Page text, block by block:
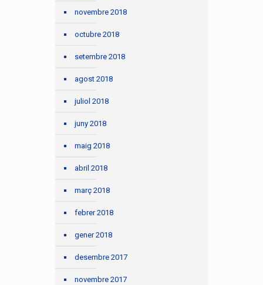
novembre 2018
octubre 2018
setembre 2018
agost 2018
juliol 2018
juny 2018
maig 2018
abril 2018
març 2018
febrer 2018
gener 2018
desembre 2017
novembre 2017